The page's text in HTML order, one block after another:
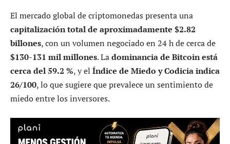
El mercado global de criptomonedas presenta una
capitalización total de aproximadamente $2.82
billones, con un volumen negociado en 24 h de cerca de
$130-131 mil millones. Ladominancia de Bitcoin está
cerca del 59.2 %, y el Índice de Miedo y Codicia indica
26/100, lo que sugiere que prevalece un sentimiento de
miedo entre los inversores.